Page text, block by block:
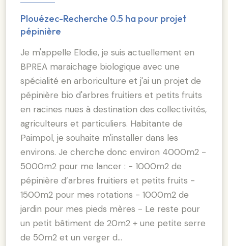
Plouézec-Recherche 0.5 ha pour projet
pépinière
Je m'appelle Elodie, je suis actuellement en
BPREA maraichage biologique avec une
spécialité en arboriculture et j'ai un projet de
pépinière bio d'arbres fruitiers et petits fruits
en racines nues à destination des collectivités,
agriculteurs et particuliers. Habitante de
Paimpol, je souhaite m'installer dans les
environs. Je cherche donc environ 4000m2 -
5000m2 pour me lancer : - 1000m2 de
pépinière d’arbres fruitiers et petits fruits -
1500m2 pour mes rotations - 1000m2 de
jardin pour mes pieds mères - Le reste pour
un petit bâtiment de 20m2 + une petite serre
de 50m2 et un verger d…